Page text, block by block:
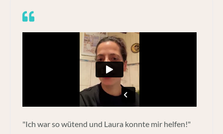
"Ich war so wütend und Laura konnte mir helfen!"